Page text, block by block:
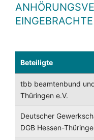
Beteiligte
tbb beamtenbund
Thüringen e.V.
Deutscher
DGB Hessen-